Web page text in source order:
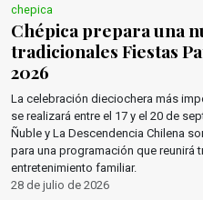
chepica
Chépica prepara una
tradicionales Fiestas
2026
La celebración dieciochera más
se realizará entre el 17 y el 20 de
Ñuble y La Descendencia Chilena
para una programación que reunirá
entretenimiento familiar.
28 de julio de 2026